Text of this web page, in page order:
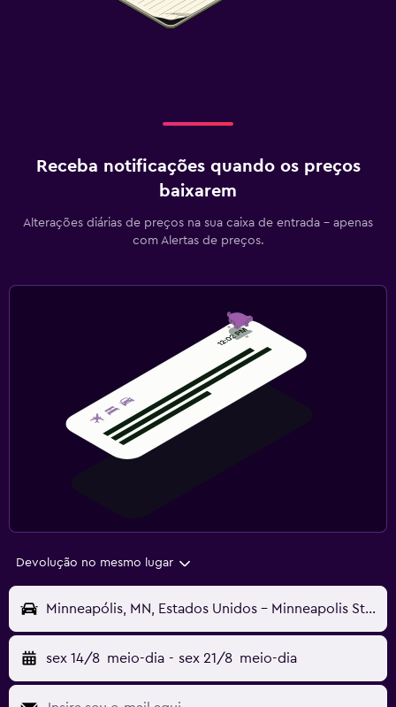
Receba notificações quando os preços
baixarem
Alterações diárias de preços na sua caixa de entrada - apenas
com Alertas de preços.
Devolução no mesmo lugar
Minneapólis, MN, Estados Unidos - Minneapolis St Paul (MSP)
sex 14/8 meio-dia - sex 21/8 meio-dia